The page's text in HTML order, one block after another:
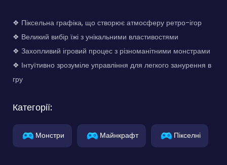
❖ Піксельна графіка, що створює атмосферу ретро-ігор
❖ Великий вибір їжі з унікальними властивостями
❖ Захопливий ігровий процес з різноманітними монстрами
❖ Інтуїтивно зрозуміле управління для легкого занурення в
гру
Категорії:
Монстри Майнкрафт Пікселні